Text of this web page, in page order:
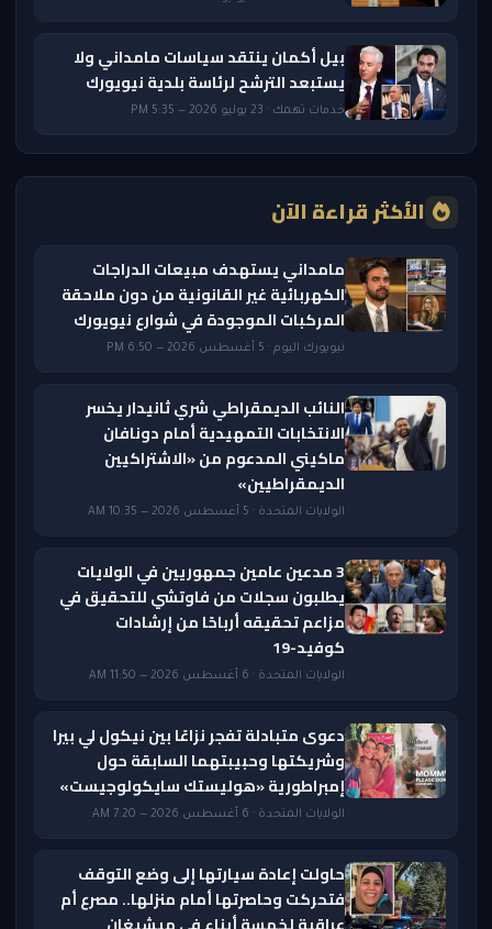
بيل أكمان ينتقد سياسات مامداني ولا
يستبعد الترشح لرئاسة بلدية نيويورك
خدمات تهمك · 23 يوليو 2026 — 5:35 PM
الأكثر قراءة الآن
مامداني يستهدف مبيعات الدراجات
الكهربائية غير القانونية من دون ملاحقة
المركبات الموجودة في شوارع نيويورك
نيويورك اليوم · 5 أغسطس 2026 — 6:50 PM
النائب الديمقراطي شري ثانيدار يخسر
الانتخابات التمهيدية أمام دونافان
ماكيني المدعوم من «الاشتراكيين
الديمقراطيين»
الولايات المتحدة · 5 أغسطس 2026 — 10:35 AM
3 مدعين عامين جمهوريين في الولايات
يطلبون سجلات من فاوتشي للتحقيق في
مزاعم تحقيقه أرباحًا من إرشادات
كوفيد-19
الولايات المتحدة · 6 أغسطس 2026 — 11:50 AM
دعوى متبادلة تفجر نزاعًا بين نيكول لي بيرا
وشريكتها وحبيبتهما السابقة حول
إمبراطورية «هوليستك سايكولوجيست»
الولايات المتحدة · 6 أغسطس 2026 — 7:20 AM
حاولت إعادة سيارتها إلى وضع التوقف
فتحركت وحاصرتها أمام منزلها.. مصرع أم